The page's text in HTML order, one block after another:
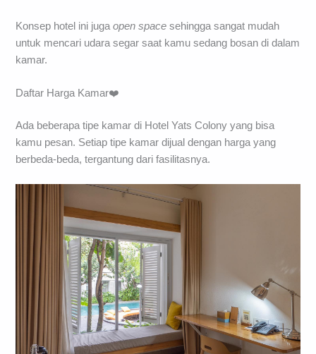
Konsep hotel ini jugaopen spacesehingga sangat mudah
untuk mencari udara segar saat kamu sedang bosan di dalam
kamar.
Daftar Harga Kamar❤️
Ada beberapa tipe kamar di Hotel Yats Colony yang bisa
kamu pesan. Setiap tipe kamar dijual dengan harga yang
berbeda-beda, tergantung dari fasilitasnya.